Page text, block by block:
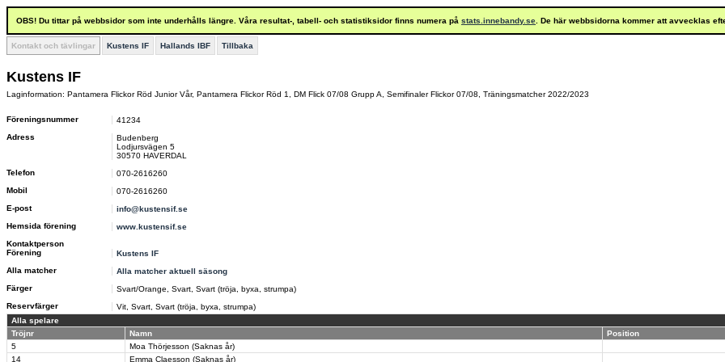
OBS! Du tittar på webbsidor som inte underhålls längre. Våra resultat-, tabell- och statistiksidor finns numera på stats.innebandy.se . De här webbsidorna kommer att avvecklas
Kontakt och tävlingar Kustens IF Hallands IBF Tillbaka
Kustens IF
Laginformation: Pantamera Flickor Röd Junior Vår, Pantamera Flickor Röd 1, DM Flick 07/08 Grupp A, Semifinaler Flickor 07/08, Träningsmatcher 2022/2023
Föreningsnummer
41234
Adress
Budenberg
Lodjursvägen 5
30570 HAVERDAL
Telefon
070-2616260
Mobil
070-2616260
E-post
info@kustensif.se
Hemsida förening
www.kustensif.se
Kontaktperson
Förening
Kustens IF
Alla matcher
Alla matcher aktuell säsong
Färger
Svart/Orange, Svart, Svart (tröja, byxa, strumpa)
Reservfärger
Vit, Svart, Svart (tröja, byxa, strumpa)
Alla spelare
Tröjnr
Namn
Position
5
Moa Thörjesson (Saknas år)
14
Emma Claesson (Saknas år)